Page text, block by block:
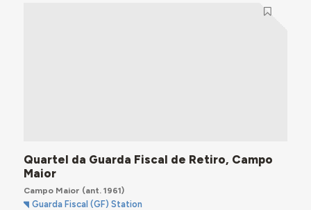
Quartel da Guarda Fiscal de Retiro, Campo
Maior
Campo Maior (ant. 1961)
Guarda Fiscal (GF) Station